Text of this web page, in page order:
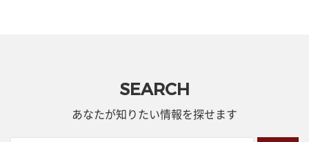
SEARCH
あなたが知りたい情報を探せます